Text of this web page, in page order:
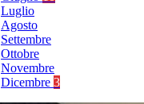
Luglio
Agosto
Settembre
Ottobre
Novembre
Dicembre 3